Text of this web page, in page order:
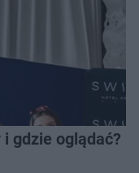
gdzie oglądać?